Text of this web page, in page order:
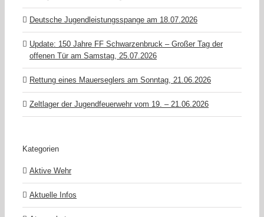
Deutsche Jugendleistungsspange am 18.07.2026
Update: 150 Jahre FF Schwarzenbruck – Großer Tag der
offenen Tür am Samstag, 25.07.2026
Rettung eines Mauerseglers am Sonntag, 21.06.2026
Zeltlager der Jugendfeuerwehr vom 19. – 21.06.2026
Kategorien
Aktive Wehr
Aktuelle Infos